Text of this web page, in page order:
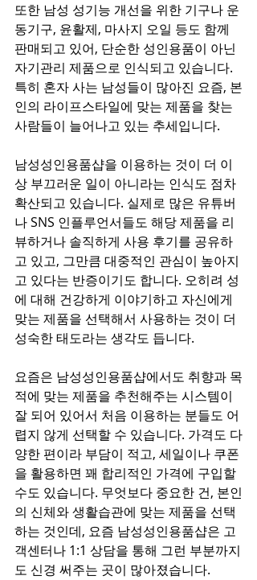
또한 남성 성기능 개선을 위한 기구나 운
동기구, 윤활제, 마사지 오일 등도 함께
판매되고 있어, 단순한 성인용품이 아닌
자기관리 제품으로 인식되고 있습니다.
특히 혼자 사는 남성들이 많아진 요즘, 본
인의 라이프스타일에 맞는 제품을 찾는
사람들이 늘어나고 있는 추세입니다.
남성성인용품샵을 이용하는 것이 더 이
상 부끄러운 일이 아니라는 인식도 점차
확산되고 있습니다. 실제로 많은 유튜버
나 SNS 인플루언서들도 해당 제품을 리
뷰하거나 솔직하게 사용 후기를 공유하
고 있고, 그만큼 대중적인 관심이 높아지
고 있다는 반증이기도 합니다. 오히려 성
에 대해 건강하게 이야기하고 자신에게
맞는 제품을 선택해서 사용하는 것이 더
성숙한 태도라는 생각도 듭니다.
요즘은 남성성인용품샵에서도 취향과 목
적에 맞는 제품을 추천해주는 시스템이
잘 되어 있어서 처음 이용하는 분들도 어
렵지 않게 선택할 수 있습니다. 가격도 다
양한 편이라 부담이 적고, 세일이나 쿠폰
을 활용하면 꽤 합리적인 가격에 구입할
수도 있습니다. 무엇보다 중요한 건, 본인
의 신체와 생활습관에 맞는 제품을 선택
하는 것인데, 요즘 남성성인용품샵은 고
객센터나 1:1 상담을 통해 그런 부분까지
도 신경 써주는 곳이 많아졌습니다.